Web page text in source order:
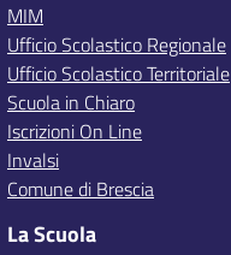
MIM
Ufficio Scolastico Regionale
Ufficio Scolastico Territoriale
Scuola in Chiaro
Iscrizioni On Line
Invalsi
Comune di Brescia
La Scuola